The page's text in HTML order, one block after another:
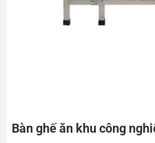
Bàn ghế ăn khu công